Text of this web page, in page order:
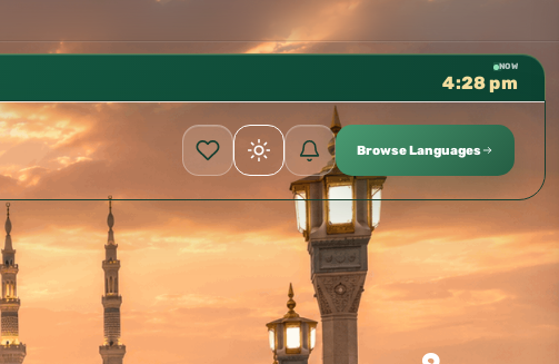
NOW
4:28 pm
Browse Languages